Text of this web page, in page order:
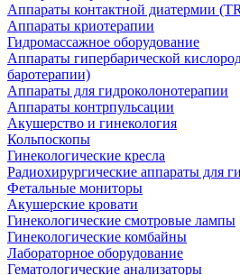
Аппараты контактной диатермии
Аппараты криотерапии
Гидромассажное оборудование
Аппараты гипербарической
баротерапии)
Аппараты для гидроколонотерапии
Аппараты контрпульсации
Акушерство и гинекология
Кольпоскопы
Гинекологические кресла
Радиохирургические аппараты для
Фетальные мониторы
Акушерские кровати
Гинекологические смотровые лампы
Гинекологические комбайны
Лабораторное оборудование
Гематологические анализаторы